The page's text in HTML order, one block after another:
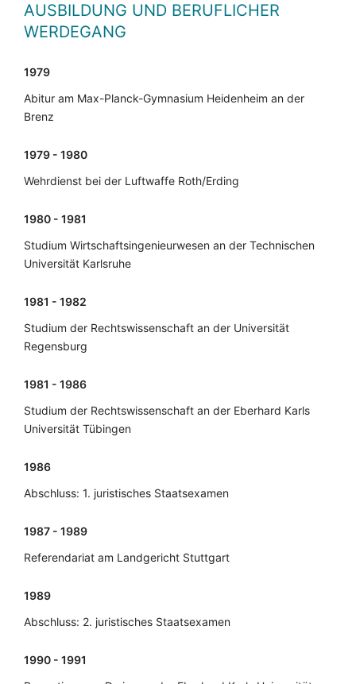
AUSBILDUNG UND BERUFLICHER
WERDEGANG
1979
Abitur am Max-Planck-Gymnasium Heidenheim an der
Brenz
1979 - 1980
Wehrdienst bei der Luftwaffe Roth/Erding
1980 - 1981
Studium Wirtschaftsingenieurwesen an der Technischen
Universität Karlsruhe
1981 - 1982
Studium der Rechtswissenschaft an der Universität
Regensburg
1981 - 1986
Studium der Rechtswissenschaft an der Eberhard Karls
Universität Tübingen
1986
Abschluss: 1. juristisches Staatsexamen
1987 - 1989
Referendariat am Landgericht Stuttgart
1989
Abschluss: 2. juristisches Staatsexamen
1990 - 1991